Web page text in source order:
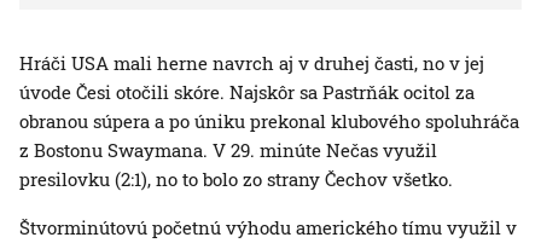
Hráči USA mali herne navrch aj v druhej časti, no v jej
úvode Česi otočili skóre. Najskôr sa Pastrňák ocitol za
obranou súpera a po úniku prekonal klubového spoluhráča
z Bostonu Swaymana. V 29. minúte Nečas využil
presilovku (2:1), no to bolo zo strany Čechov všetko.
Štvorminútovú početnú výhodu amerického tímu využil v